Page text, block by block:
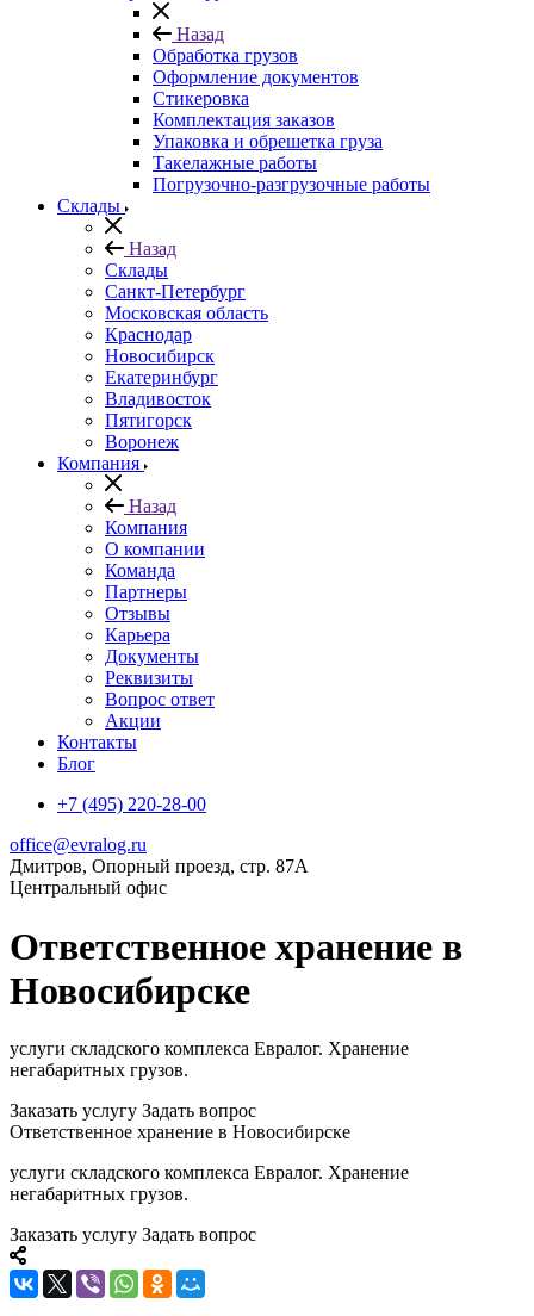
Назад
Обработка грузов
Оформление документов
Стикеровка
Комплектация заказов
Упаковка и обрешетка груза
Такелажные работы
Погрузочно-разгрузочные работы
Склады
Назад
Склады
Санкт-Петербург
Московская область
Краснодар
Новосибирск
Екатеринбург
Владивосток
Пятигорск
Воронеж
Компания
Назад
Компания
О компании
Команда
Партнеры
Отзывы
Карьера
Документы
Реквизиты
Вопрос ответ
Акции
Контакты
Блог
+7 (495) 220-28-00
office@evralog.ru
Дмитров, Опорный проезд, стр. 87А
Центральный офис
Ответственное хранение в
Новосибирске
услуги складского комплекса Евралог. Хранение
негабаритных грузов.
Заказать услугу Задать вопрос
Ответственное хранение в Новосибирске
услуги складского комплекса Евралог. Хранение
негабаритных грузов.
Заказать услугу Задать вопрос